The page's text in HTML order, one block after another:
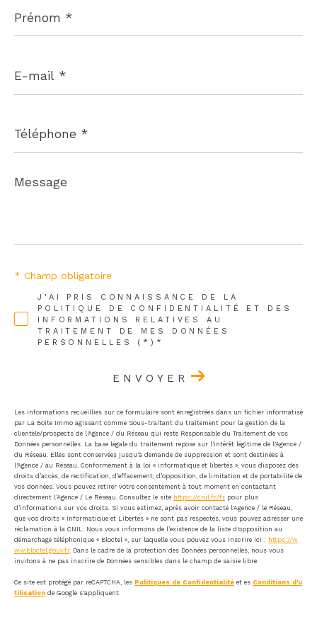
*
mail
*
*
Message
*
J'AI PRIS CONNAISSANCE DE LA
POLITIQUE DE CONFIDENTIALITÉ ET DES
INFORMATIONS RELATIVES AU
TRAITEMENT DE MES DONNÉES
PERSONNELLES (*)*
* Champ obligatoire
ENVOYER
Les informations recueillies sur ce formulaire sont enregistrées dans un fichier informatisé
par La Boite Immo agissant comme Sous-traitant du traitement pour la gestion de la
clientèle/prospects de l'Agence / du Réseau qui reste Responsable du Traitement de vos
Données personnelles. La base légale du traitement repose sur l'intérêt légitime de l'Agence /
du Réseau. Elles sont conservées jusqu'à demande de suppression et sont destinées à
l'Agence / au Réseau. Conformément à la loi « informatique et libertés », vous disposez des
droits d’accès, de rectification, d’effacement, d’opposition, de limitation et de portabilité de
vos données. Vous pouvez retirer votre consentement à tout moment en contactant
directement l’Agence / Le Réseau. Consultez le site https://cnil.fr/fr pour plus
d’informations sur vos droits. Si vous estimez, après avoir contacté l'Agence / le Réseau,
que vos droits « Informatique et Libertés » ne sont pas respectés, vous pouvez adresser une
réclamation à la CNIL. Nous vous informons de l’existence de la liste d'opposition au
démarchage téléphonique « Bloctel », sur laquelle vous pouvez vous inscrire ici : https://w
ww.bloctel.gouv.fr. Dans le cadre de la protection des Données personnelles, nous vous
invitons à ne pas inscrire de Données sensibles dans le champ de saisie libre.
Ce site est protégé par reCAPTCHA, les Politiques de Confidentialité et es Conditions d'u
tilisation de Google s'appliquent.